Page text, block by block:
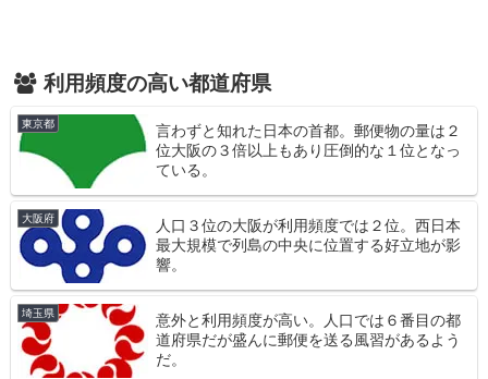
利用頻度の高い都道府県
東京都
言わずと知れた日本の首都。郵便物の量は２
位大阪の３倍以上もあり圧倒的な１位となっ
ている。
大阪府
人口３位の大阪が利用頻度では２位。西日本
最大規模で列島の中央に位置する好立地が影
響。
埼玉県
意外と利用頻度が高い。人口では６番目の都
道府県だが盛んに郵便を送る風習があるよう
だ。